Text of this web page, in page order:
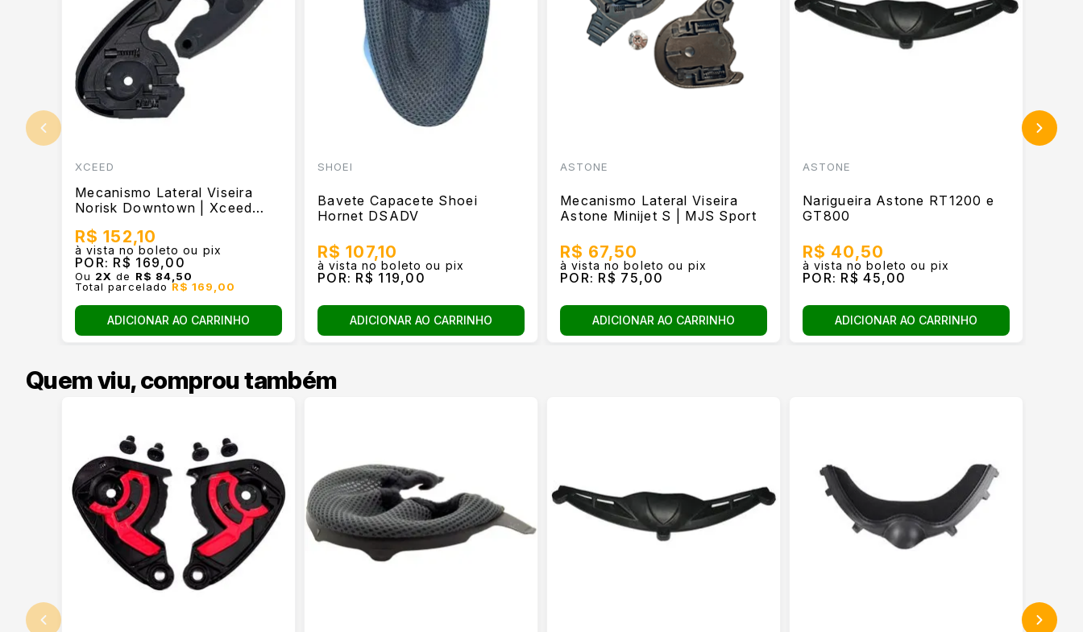
XCEED
Mecanismo Lateral Viseira
Norisk Downtown | Xceed
R$ 152,10
à vista no boleto ou pix
POR: R$ 169,00
Ou 2X de R$ 84,50
Total parcelado R$ 169,00
ADICIONAR AO CARRINHO
SHOEI
Bavete Capacete Shoei
Hornet DSADV
R$ 107,10
à vista no boleto ou pix
POR: R$ 119,00
ADICIONAR AO CARRINHO
ASTONE
Mecanismo Lateral Viseira
Astone Minijet S | MJS Sport
R$ 67,50
à vista no boleto ou pix
POR: R$ 75,00
ADICIONAR AO CARRINHO
ASTONE
Narigueira Astone RT1200 e
GT800
R$ 40,50
à vista no boleto ou pix
POR: R$ 45,00
ADICIONAR AO CARRINHO
Quem viu, comprou também